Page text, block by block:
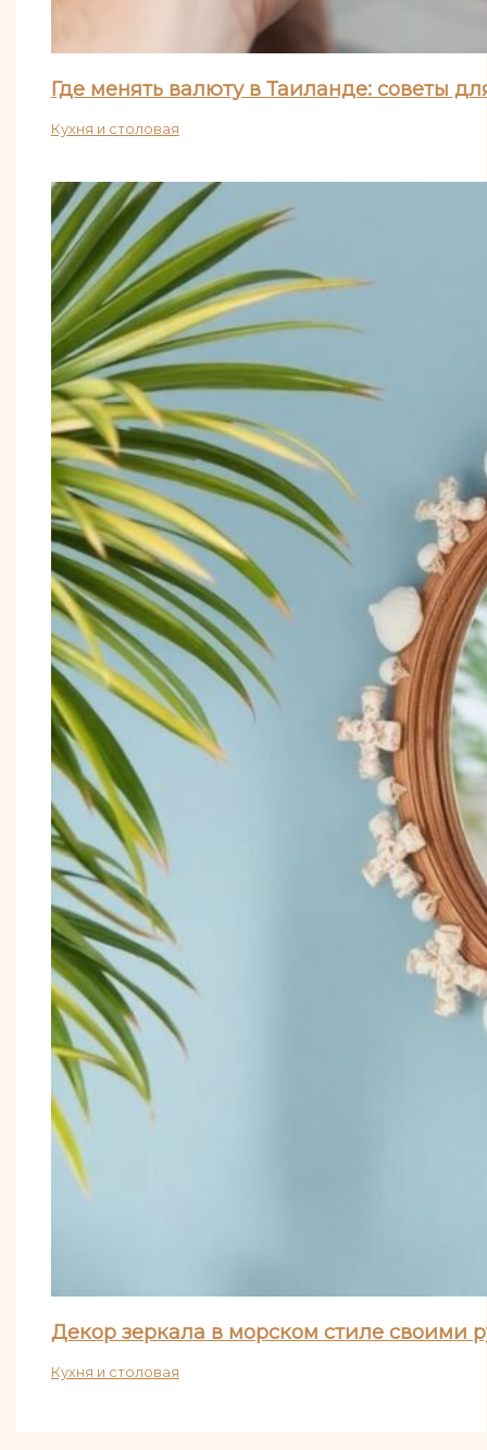
Где менять валюту в Таиланде: советы
Кухня и столовая
Декор зеркала в морском стиле своими
Кухня и столовая